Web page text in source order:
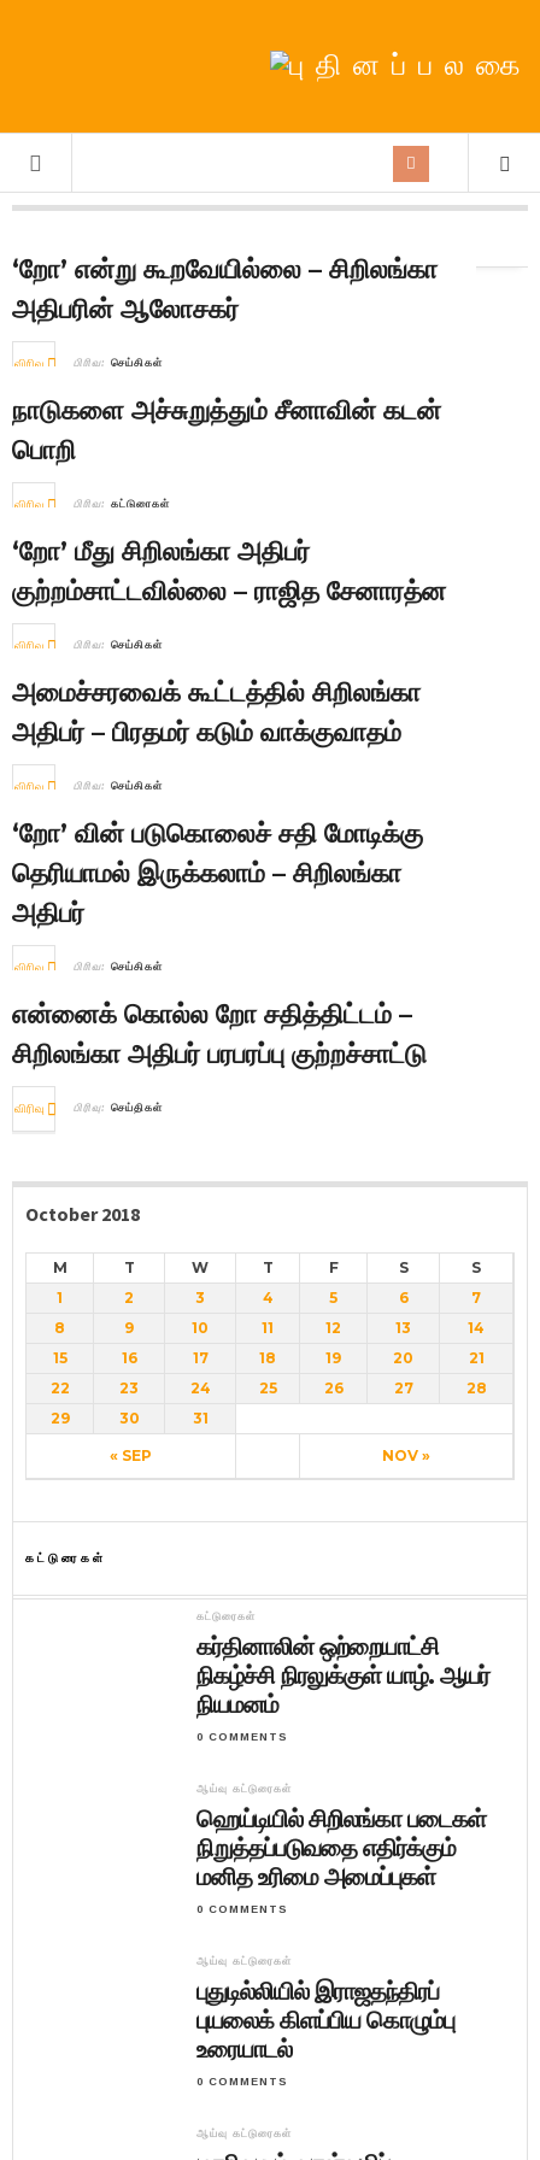
‘றோ’ என்று கூறவேயில்லை – சிறிலங்கா
அதிபரின் ஆலோசகர்
விரிவு பிரிவு: செய்திகள்
நாடுகளை அச்சுறுத்தும் சீனாவின் கடன்
பொறி
விரிவு பிரிவு: கட்டுரைகள்
‘றோ’ மீது சிறிலங்கா அதிபர்
குற்றம்சாட்டவில்லை – ராஜித சேனாரத்ன
விரிவு பிரிவு: செய்திகள்
அமைச்சரவைக் கூட்டத்தில் சிறிலங்கா
அதிபர் – பிரதமர் கடும் வாக்குவாதம்
விரிவு பிரிவு: செய்திகள்
‘றோ’ வின் படுகொலைச் சதி மோடிக்கு
தெரியாமல் இருக்கலாம் – சிறிலங்கா
அதிபர்
விரிவு பிரிவு: செய்திகள்
என்னைக் கொல்ல றோ சதித்திட்டம் –
சிறிலங்கா அதிபர் பரபரப்பு குற்றச்சாட்டு
விரிவு பிரிவு: செய்திகள்
October 2018
M T W T F S S
« SEP NOV »
1 2 3 4 5 6
7
8
9 10 11 12 13
14
15
16 17 18 19 20
21
22
23 24 25 26 27
28
29
30 31
கட்டுரைகள்
கட்டுரைகள்
கர்தினாலின் ஒற்றையாட்சி
நிகழ்ச்சி நிரலுக்குள் யாழ். ஆயர்
நியமனம்
0 COMMENTS
ஆய்வு கட்டுரைகள்
ஹெய்டியில் சிறிலங்கா படைகள்
நிறுத்தப்படுவதை எதிர்க்கும்
மனித உரிமை அமைப்புகள்
0 COMMENTS
ஆய்வு கட்டுரைகள்
புதுடில்லியில் இராஜதந்திரப்
புயலைக் கிளப்பிய கொழும்பு
உரையாடல்
0 COMMENTS
ஆய்வு கட்டுரைகள்